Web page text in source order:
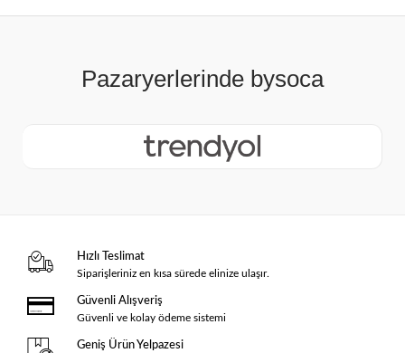
Hızlı Teslimat
Siparişleriniz en kısa sürede elinize ulaşır.
Güvenli Alışveriş
Güvenli ve kolay ödeme sistemi
Geniş Ürün Yelpazesi